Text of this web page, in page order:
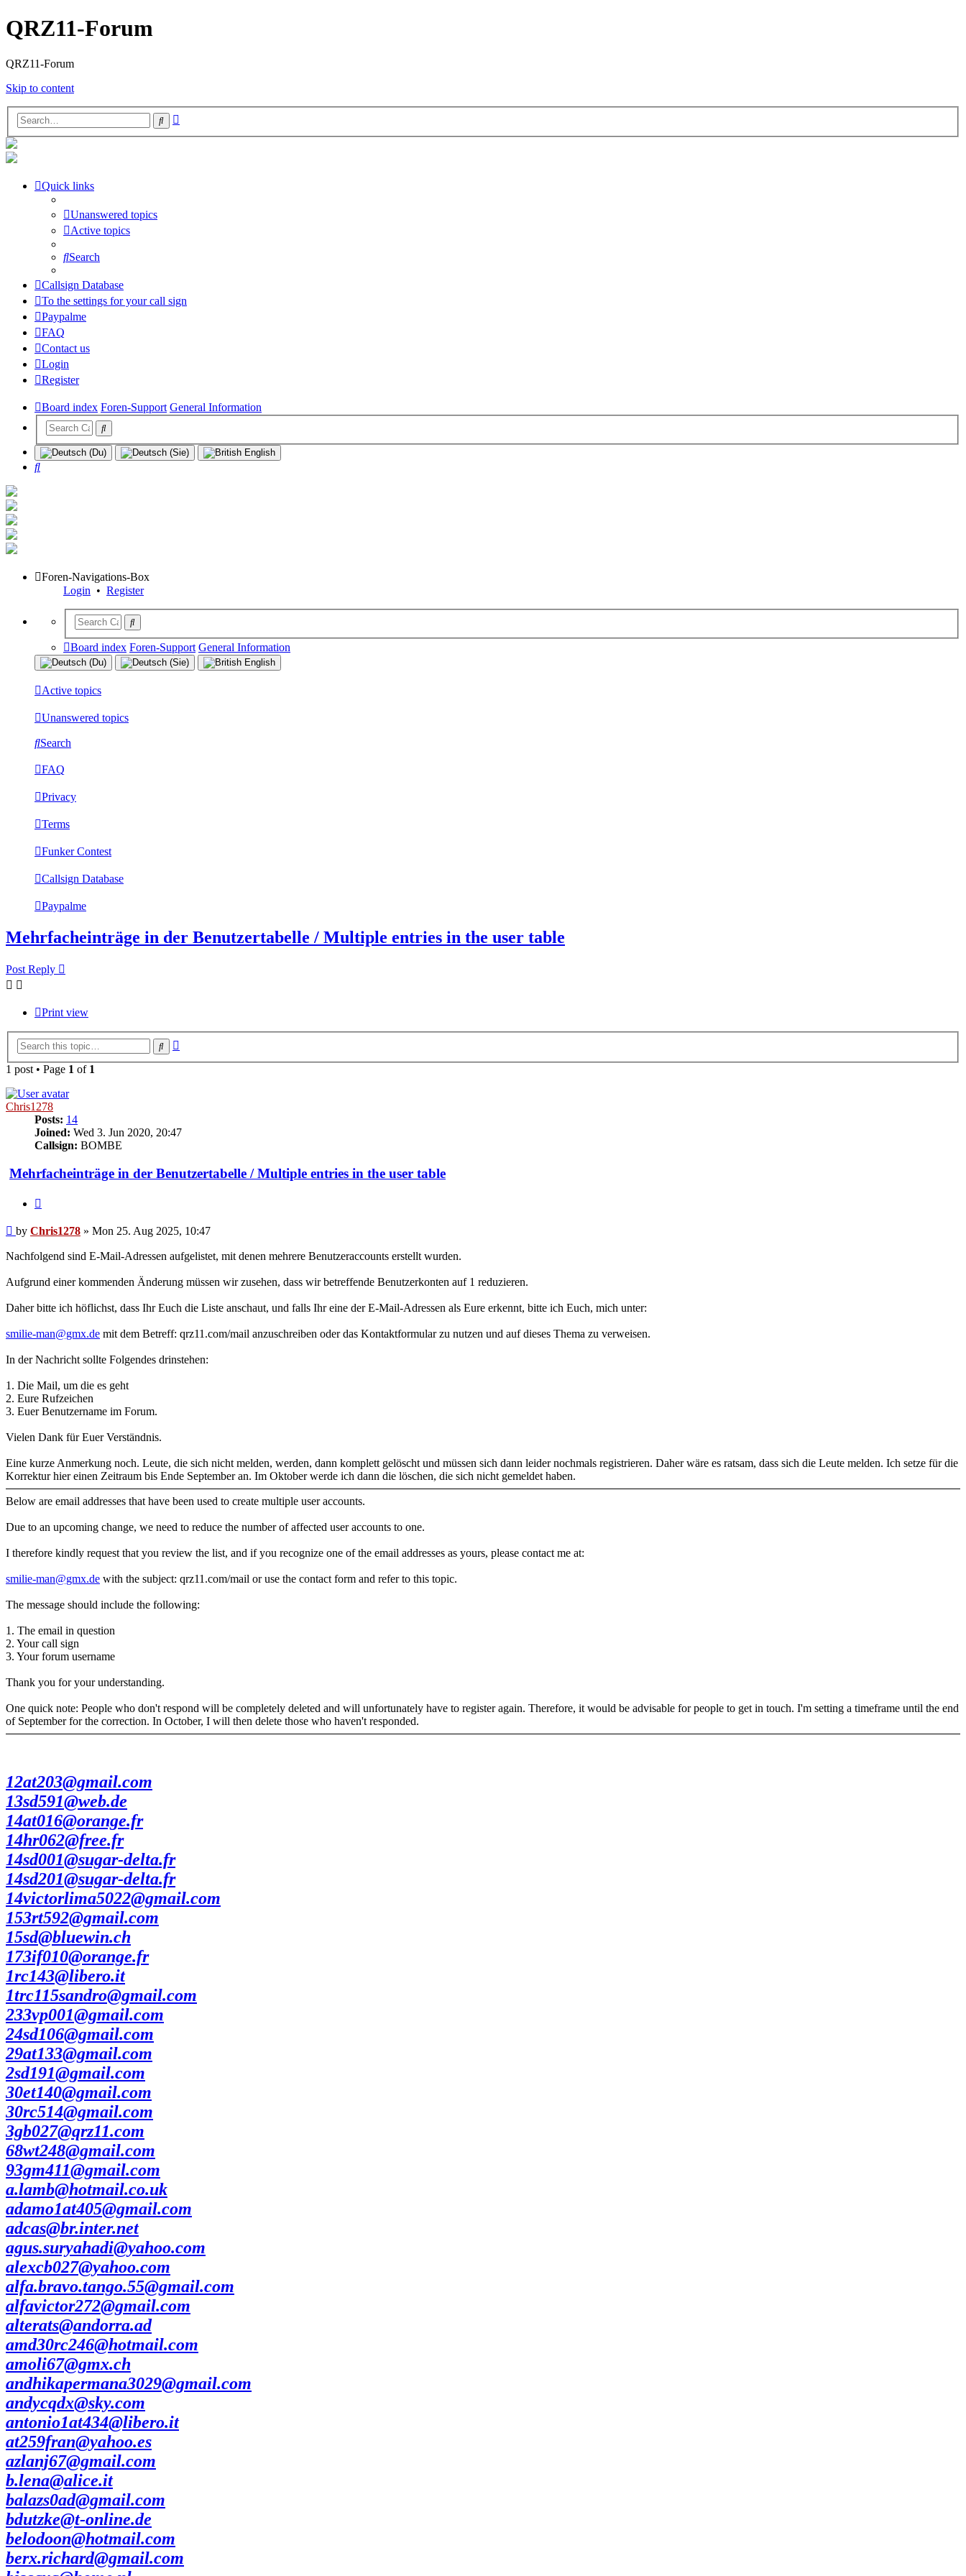
QRZ11-Forum
QRZ11-Forum
Skip to content
Search
Quick links
Unanswered topics
Active topics
Search
Callsign Database
To the settings for your call sign
Paypalme
FAQ
Contact us
Login
Register
Board index Foren-Support General Information
Search
Foren-Navigations-Box
Login • Register
Board index Foren-Support General Information
Active topics
Unanswered topics
Search
FAQ
Privacy
Terms
Funker Contest
Callsign Database
Paypalme
Mehrfacheinträge in der Benutzertabelle / Multiple entries in the user table
Post Reply
Print view
Search
1 post • Page 1 of 1
Chris1278
Posts: 14
Joined: Wed 3. Jun 2020, 20:47
Callsign: BOMBE
Mehrfacheinträge in der Benutzertabelle / Multiple entries in the user table
Post
by Chris1278 » Mon 25. Aug 2025, 10:47
Nachfolgend sind E-Mail-Adressen aufgelistet, mit denen mehrere Benutzeraccounts erstellt wurden.
Aufgrund einer kommenden Änderung müssen wir zusehen, dass wir betreffende Benutzerkonten auf 1 reduzieren.
Daher bitte ich höflichst, dass Ihr Euch die Liste anschaut, und falls Ihr eine der E-Mail-Adressen als Eure erkennt, bitte ich Euch, mich unter:
smilie-man@gmx.de mit dem Betreff: qrz11.com/mail anzuschreiben oder das Kontaktformular zu nutzen und auf dieses Thema zu verweisen.
In der Nachricht sollte Folgendes drinstehen:
1. Die Mail, um die es geht
2. Eure Rufzeichen
3. Euer Benutzername im Forum.
Vielen Dank für Euer Verständnis.
Eine kurze Anmerkung noch. Leute, die sich nicht melden, werden, dann komplett gelöscht und müssen sich dann leider nochmals registrieren. Daher wäre es ratsam, dass sich die Leute melden. Ich setze für die
Korrektur hier einen Zeitraum bis Ende September an. Im Oktober werde ich dann die löschen, die sich nicht gemeldet haben.
Below are email addresses that have been used to create multiple user accounts.
Due to an upcoming change, we need to reduce the number of affected user accounts to one.
I therefore kindly request that you review the list, and if you recognize one of the email addresses as yours, please contact me at:
smilie-man@gmx.de with the subject: qrz11.com/mail or use the contact form and refer to this topic.
The message should include the following:
1. The email in question
2. Your call sign
3. Your forum username
Thank you for your understanding.
One quick note: People who don't respond will be completely deleted and will unfortunately have to register again. Therefore, it would be advisable for people to get in touch. I'm setting a timeframe until the end
of September for the correction. In October, I will then delete those who haven't responded.
12at203@gmail.com
13sd591@web.de
14at016@orange.fr
14hr062@free.fr
14sd001@sugar-delta.fr
14sd201@sugar-delta.fr
14victorlima5022@gmail.com
153rt592@gmail.com
15sd@bluewin.ch
173if010@orange.fr
1rc143@libero.it
1trc115sandro@gmail.com
233vp001@gmail.com
24sd106@gmail.com
29at133@gmail.com
2sd191@gmail.com
30et140@gmail.com
30rc514@gmail.com
3gb027@qrz11.com
68wt248@gmail.com
93gm411@gmail.com
a.lamb@hotmail.co.uk
adamo1at405@gmail.com
adcas@br.inter.net
agus.suryahadi@yahoo.com
alexcb027@yahoo.com
alfa.bravo.tango.55@gmail.com
alfavictor272@gmail.com
alterats@andorra.ad
amd30rc246@hotmail.com
amoli67@gmx.ch
andhikapermana3029@gmail.com
andycqdx@sky.com
antonio1at434@libero.it
at259fran@yahoo.es
azlanj67@gmail.com
b.lena@alice.it
balazs0ad@gmail.com
bdutzke@t-online.de
belodoon@hotmail.com
berx.richard@gmail.com